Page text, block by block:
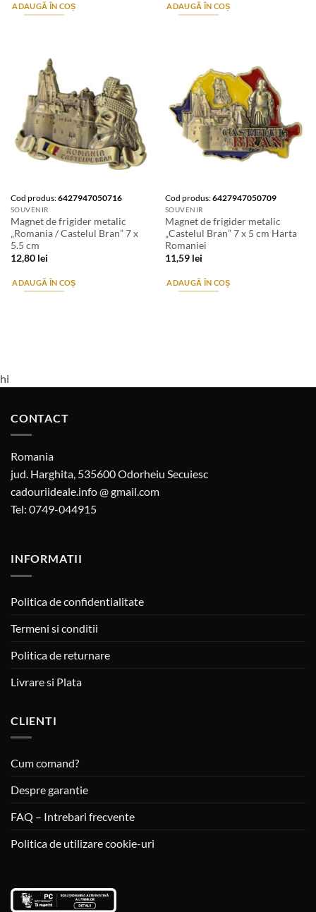
ADAUGĂ ÎN COȘ ADAUGĂ ÎN COȘ
Cod produs:6427947050716
SOUVENIR
Magnet de frigider metalic
„Romania / Castelul Bran” 7 x
5.5 cm
12,80 lei
ADAUGĂ ÎN COȘ
Cod produs:6427947050709
SOUVENIR
Magnet de frigider metalic
„Castelul Bran” 7 x 5 cm Harta
Romaniei
11,59 lei
ADAUGĂ ÎN COȘ
hi
CONTACT
Romania
jud. Harghita, 535600 Odorheiu Secuiesc
cadouriideale.info @ gmail.com
Tel: 0749-044915
INFORMATII
Politica de confidentialitate
Termeni si conditii
Politica de returnare
Livrare si Plata
CLIENTI
Cum comand?
Despre garantie
FAQ – Intrebari frecvente
Politica de utilizare cookie-uri